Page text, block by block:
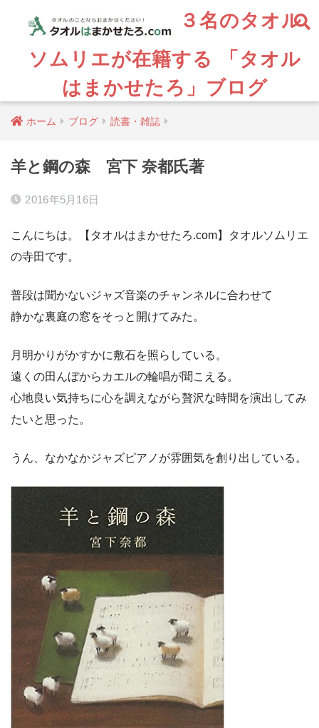
３名のタオル
ソムリエが在籍する 「タオル
はまかせたろ」ブログ
ホーム ブログ 読書・雑誌
羊と鋼の森 宮下 奈都氏著
2016年5月16日
こんにちは。【タオルはまかせたろ.com】タオルソムリエ
の寺田です。
普段は聞かないジャズ音楽のチャンネルに合わせて
静かな裏庭の窓をそっと開けてみた。
月明かりがかすかに敷石を照らしている。
遠くの田んぼからカエルの輪唱が聞こえる。
心地良い気持ちに心を調えながら贅沢な時間を演出してみ
たいと思った。
うん、なかなかジャズピアノが雰囲気を創り出している。